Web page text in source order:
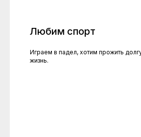
Любим спорт
Играем в падел, хотим прожить
жизнь.